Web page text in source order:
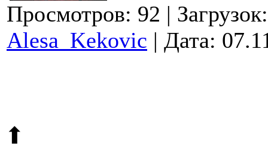
Просмотров: 92 |
Alesa_Kekovic | Дата:
⬆